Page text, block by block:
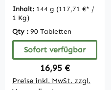
schluckfreundlich -
vegan |
Vitamintrend
Inhalt: 144 g (117,71 €* /
1 Kg)
Qty : 90 Tabletten
Sofort verfügbar
Regulärer Preis:
16,95 €
Preise inkl. MwSt. zzgl.